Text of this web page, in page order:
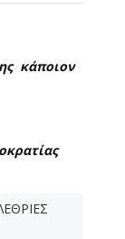
κάποιον